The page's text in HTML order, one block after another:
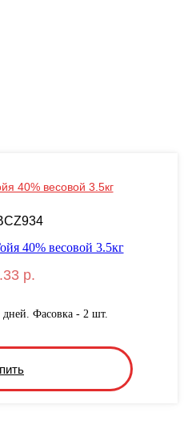
40% весовой 3.5кг
р.
дней. Фасовка - 2 шт.